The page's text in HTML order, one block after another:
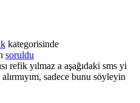
kategorisinde
soruldu
refik yılmaz a aşağıdaki sms yi
sadece bunu söyleyin